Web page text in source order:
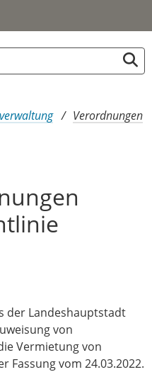
Verordnungen
der Landeshauptstadt
von
Vermietung von
Fassung vom 24.03.2022.